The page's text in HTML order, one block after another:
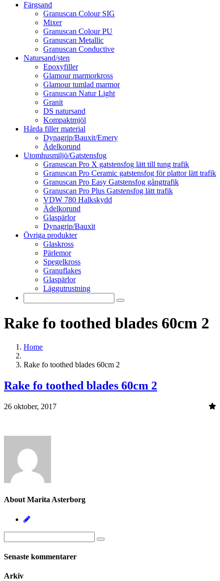
Färgsand
Granuscan Colour SIG
Mixer
Granuscan Colour PU
Granuscan Metallic
Granuscan Conductive
Natursand/sten
Epoxyfiller
Glamour marmorkross
Glamour tumlad marmor
Granuscan Natur Light
Granit
DS natursand
Kompaktmjöl
Hårda filler material
Dynagrip/Bauxit/Emery
Ädelkorund
Utomhusmiljö/Gatstensfog
Granuscan Pro X gatstensfog lätt till tung trafik
Granuscan Pro Ceramic gatstensfog för plattor lätt trafik
Granuscan Pro Easy Gatstensfog gångtrafik
Granuscan Pro Plus Gatstensfog lätt trafik
VDW 780 Halkskydd
Ädelkorund
Glaspärlor
Dynagrip/Bauxit
Övriga produkter
Glaskross
Pärlemor
Spegelkross
Granuflakes
Glaspärlor
Läggutrustning
Rake fo toothed blades 60cm 2
Home
Rake fo toothed blades 60cm 2
Rake fo toothed blades 60cm 2
26 oktober, 2017
About Marita Asterborg
Senaste kommentarer
Arkiv